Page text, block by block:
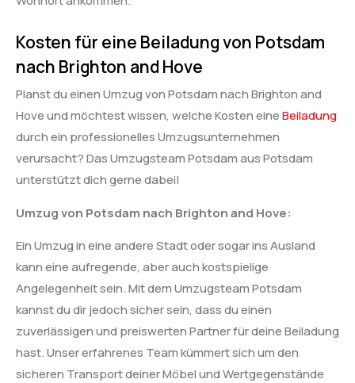
Kosten für eine Beiladung von Potsdam
nach Brighton and Hove
Planst du einen Umzug von Potsdam nach Brighton and
Hove und möchtest wissen, welche Kosten eineBeiladung
durch ein professionelles Umzugsunternehmen
verursacht? Das Umzugsteam Potsdam aus Potsdam
unterstützt dich gerne dabei!
Umzug von Potsdam nach Brighton and Hove:
Ein Umzug in eine andere Stadt oder sogar ins Ausland
kann eine aufregende, aber auch kostspielige
Angelegenheit sein. Mit dem Umzugsteam Potsdam
kannst du dir jedoch sicher sein, dass du einen
zuverlässigen und preiswerten Partner für deine Beiladung
hast. Unser erfahrenes Team kümmert sich um den
sicheren Transport deiner Möbel und Wertgegenstände